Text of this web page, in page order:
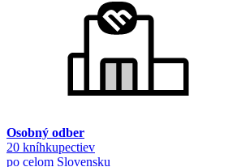
Osobný odber
20 kníhkupectiev
po celom Slovensku